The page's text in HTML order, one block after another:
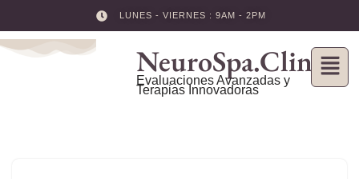
Skip
LUNES - VIERNES : 9AM - 2PM
NeuroSpa.Clinic
Evaluaciones Avanzadas y
Terapias Innovadoras